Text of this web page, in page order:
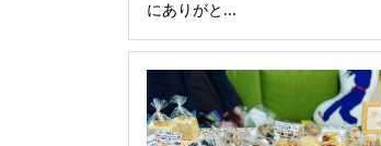
にありがと...